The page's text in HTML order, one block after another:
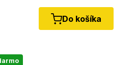
Do košíka